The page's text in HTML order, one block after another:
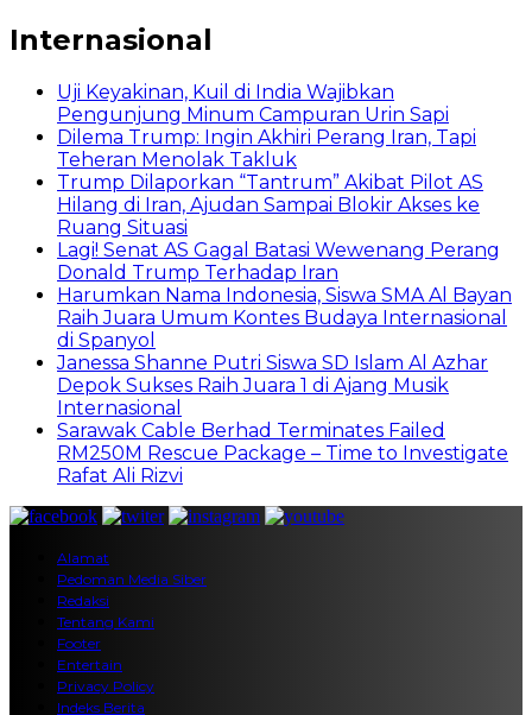
Internasional
Uji Keyakinan, Kuil di India Wajibkan
Pengunjung Minum Campuran Urin Sapi
Dilema Trump: Ingin Akhiri Perang Iran, Tapi
Teheran Menolak Takluk
Trump Dilaporkan “Tantrum” Akibat Pilot AS
Hilang di Iran, Ajudan Sampai Blokir Akses ke
Ruang Situasi
Lagi! Senat AS Gagal Batasi Wewenang Perang
Donald Trump Terhadap Iran
Harumkan Nama Indonesia, Siswa SMA Al Bayan
Raih Juara Umum Kontes Budaya Internasional
di Spanyol
Janessa Shanne Putri Siswa SD Islam Al Azhar
Depok Sukses Raih Juara 1 di Ajang Musik
Internasional
Sarawak Cable Berhad Terminates Failed
RM250M Rescue Package – Time to Investigate
Rafat Ali Rizvi
Alamat
Pedoman Media Siber
Redaksi
Tentang Kami
Footer
Entertain
Privacy Policy
Indeks Berita